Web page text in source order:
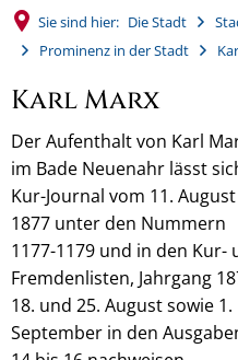
Sie sind hier: Die Stadt
Prominenz in der Stadt
Karl Marx
Der Aufenthalt von Karl
im Bade Neuenahr lässt
Kur-Journal vom 11. August
1877 unter den Nummern
1177-1179 und in den Kur-
Fremdenlisten, Jahrgang
18. und 25. August sowie 1.
September in den